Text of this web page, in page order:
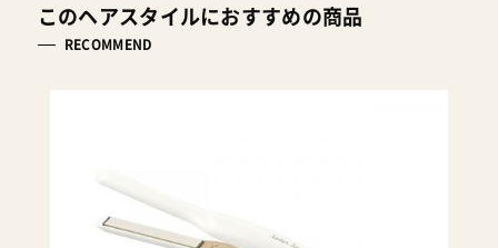
このヘアスタイルにおすすめの商品
RECOMMEND